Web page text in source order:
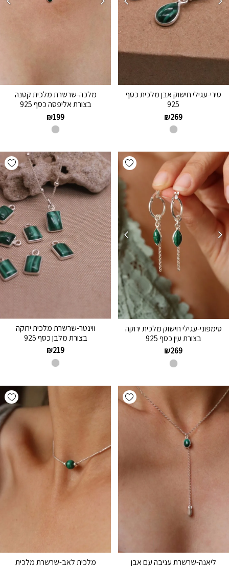
סירי-עגילי חישוק אבן מלכית כסף
925
₪269
מלכה-שרשרת מלכית קטנה
בצורת אליפסה כסף 925
₪199
Add wishlist
סימפוני-עגילי חישוק מלכית ירוקה
בצורת עין כסף 925
₪269
ווינטר-שרשרת מלכית ירוקה
בצורת מלבן כסף 925
₪219
Add wishlist
ליאנה-שרשרת עניבה עם אבן
מלכית לאב-שרשרת מלכית